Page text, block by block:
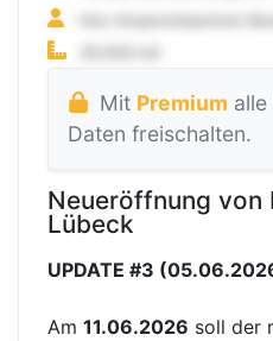
Mit Premium
Daten freischalten.
Neueröffnung von
Lübeck
UPDATE #3
Am 11.06.2026 soll der